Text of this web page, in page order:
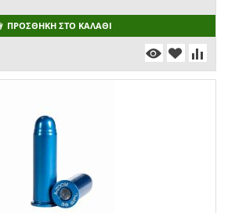
ΠΡΟΣΘΉΚΗ ΣΤΟ ΚΑΛΆΘΙ